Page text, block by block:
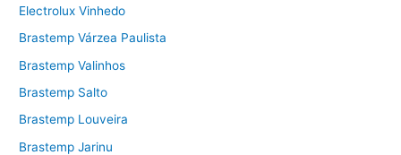
Electrolux Vinhedo
Brastemp Várzea Paulista
Brastemp Valinhos
Brastemp Salto
Brastemp Louveira
Brastemp Jarinu